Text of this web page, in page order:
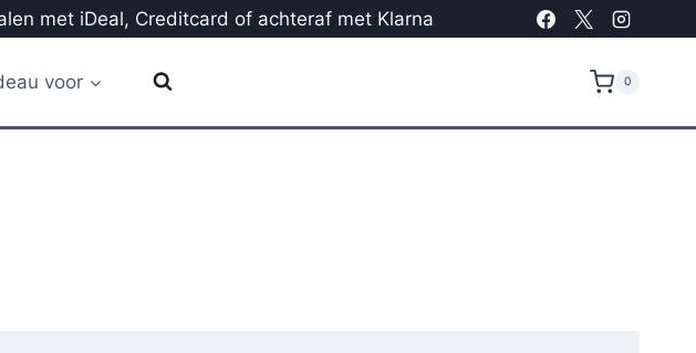
met iDeal, Creditcard of achteraf met Klarna
voor 0